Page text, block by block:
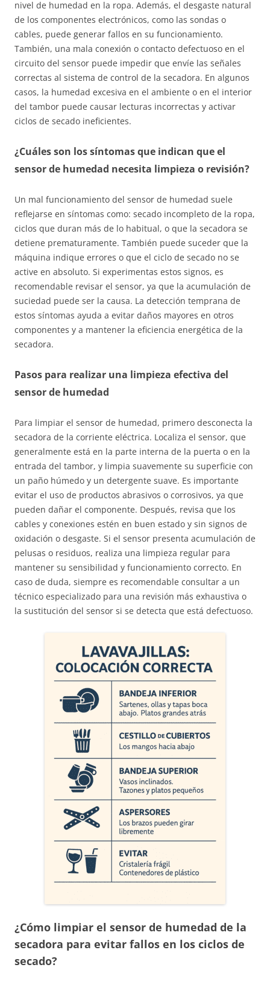
nivel de humedad en la ropa. Además, el desgaste natural
de los componentes electrónicos, como las sondas o
cables, puede generar fallos en su funcionamiento.
También, una mala conexión o contacto defectuoso en el
circuito del sensor puede impedir que envíe las señales
correctas al sistema de control de la secadora. En algunos
casos, la humedad excesiva en el ambiente o en el interior
del tambor puede causar lecturas incorrectas y activar
ciclos de secado ineficientes.
¿Cuáles son los síntomas que indican que el
sensor de humedad necesita limpieza o revisión?
Un mal funcionamiento del sensor de humedad suele
reflejarse en síntomas como: secado incompleto de la ropa,
ciclos que duran más de lo habitual, o que la secadora se
detiene prematuramente. También puede suceder que la
máquina indique errores o que el ciclo de secado no se
active en absoluto. Si experimentas estos signos, es
recomendable revisar el sensor, ya que la acumulación de
suciedad puede ser la causa. La detección temprana de
estos síntomas ayuda a evitar daños mayores en otros
componentes y a mantener la eficiencia energética de la
secadora.
Pasos para realizar una limpieza efectiva del
sensor de humedad
Para limpiar el sensor de humedad, primero desconecta la
secadora de la corriente eléctrica. Localiza el sensor, que
generalmente está en la parte interna de la puerta o en la
entrada del tambor, y limpia suavemente su superficie con
un paño húmedo y un detergente suave. Es importante
evitar el uso de productos abrasivos o corrosivos, ya que
pueden dañar el componente. Después, revisa que los
cables y conexiones estén en buen estado y sin signos de
oxidación o desgaste. Si el sensor presenta acumulación de
pelusas o residuos, realiza una limpieza regular para
mantener su sensibilidad y funcionamiento correcto. En
caso de duda, siempre es recomendable consultar a un
técnico especializado para una revisión más exhaustiva o
la sustitución del sensor si se detecta que está defectuoso.
¿Cómo limpiar el sensor de humedad de la
secadora para evitar fallos en los ciclos de
secado?